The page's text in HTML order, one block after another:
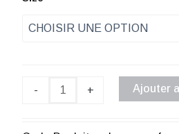
-
Parfum
+ Ajouter